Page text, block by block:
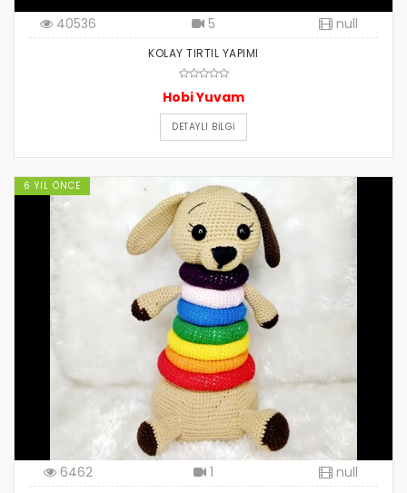
40536 5 null
KOLAY TIRTIL YAPIMI
Hobi Yuvam
DETAYLI BILGI
6 YIL ÖNCE
6462 1 null